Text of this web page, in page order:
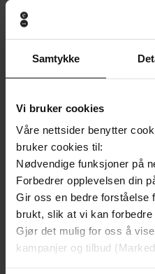
Samtykke
Vi bruker cookies
Våre nettsider benytter
bruker cookies til:
Nødvendige funksjoner på
Forbedrer opplevelsen din
Gir oss en bedre forståelse
brukt, slik at vi kan
Gjør det mulig for oss å
kampanjer og tilbud
LYDBOK
Andre har også
Premium